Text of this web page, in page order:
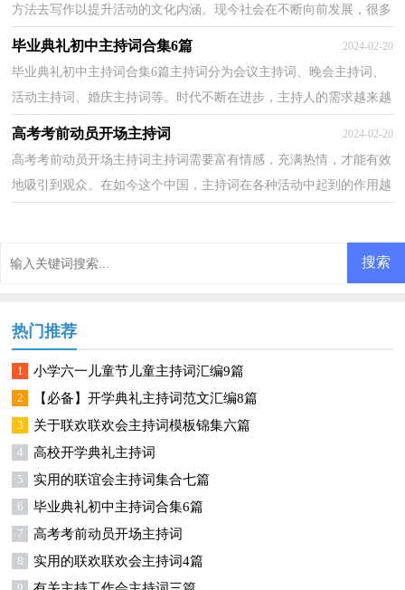
方法去写作以提升活动的文化内涵。现今社会在不断向前发展，很多
晚会、集会都通过主持人来活跃气氛，快来参考主...
毕业典礼初中主持词合集6篇 2024-02-20
毕业典礼初中主持词合集6篇主持词分为会议主持词、晚会主持词、
活动主持词、婚庆主持词等。时代不断在进步，主持人的需求越来越
高，写主持词需要注意哪些问题呢？下面是小编整理...
高考考前动员开场主持词 2024-02-20
高考考前动员开场主持词主持词需要富有情感，充满热情，才能有效
地吸引到观众。在如今这个中国，主持词在各种活动中起到的作用越
热门推荐
1 小学六一儿童节儿童主持词汇编9篇
2 【必备】开学典礼主持词范文汇编8篇
3 关于联欢联欢会主持词模板锦集六篇
4 高校开学典礼主持词
5 实用的联谊会主持词集合七篇
6 毕业典礼初中主持词合集6篇
7 高考考前动员开场主持词
8 实用的联欢联欢会主持词4篇